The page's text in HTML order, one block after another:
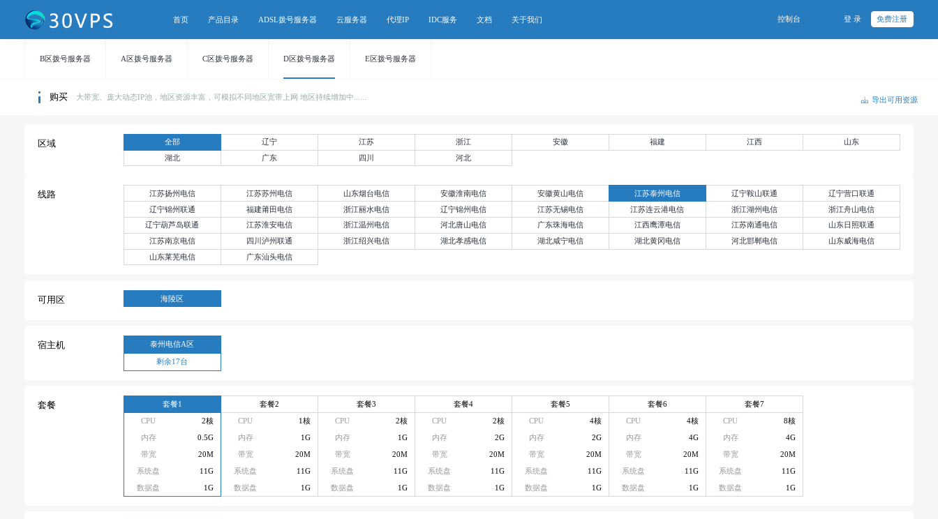
首页 产品目录 ADSL拨号服务器 云服务器 代理IP IDC服务 文档 关于我们 控制台 登 录 免费注册
B区拨号服务器 A区拨号服务器 C区拨号服务器 D区拨号服务器 E区拨号服务器
购买 大带宽、庞大动态IP池，地区资源丰富，可模拟不同地区宽带上网 地区持续增加中...... 导出可用资源
区域 全部 辽宁 江苏 浙江 安徽 福建 江西
山东
湖北
广东 四川 河北
线路 江苏扬州电信 江苏苏州电信 山东烟台电信 安徽淮南电信 安徽黄山电信 江苏泰州电信 辽宁鞍山联通
辽宁营口联通
辽宁锦州联通
福建莆田电信 浙江丽水电信 辽宁锦州电信 江苏无锡电信 江苏连云港电信 浙江湖州电信
浙江舟山电信
辽宁葫芦岛联通
江苏淮安电信 浙江温州电信 河北唐山电信 广东珠海电信 江西鹰潭电信 江苏南通电信
山东日照联通
江苏南京电信
四川泸州联通 浙江绍兴电信 湖北孝感电信 湖北咸宁电信 湖北黄冈电信 河北邯郸电信
山东威海电信
山东莱芜电信
广东汕头电信
可用区 海陵区
宿主机 泰州电信A区
剩余17台
套餐 套餐1
CPU
2核
内存
0.5G
带宽
20M
系统盘
11G
数据盘
1G
套餐2
CPU
1核
内存
1G
带宽
20M
系统盘
11G
数据盘
1G
套餐3
CPU
2核
内存
1G
带宽
20M
系统盘
11G
数据盘
1G
套餐4
CPU
2核
内存
2G
带宽
20M
系统盘
11G
数据盘
1G
套餐5
CPU
4核
内存
2G
带宽
20M
系统盘
11G
数据盘
1G
套餐6
CPU
4核
内存
4G
带宽
20M
系统盘
11G
数据盘
1G
套餐7
CPU
8核
内存
4G
带宽
20M
系统盘
11G
数据盘
1G